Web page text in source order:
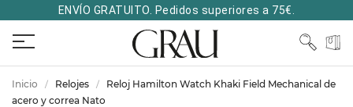
ENVÍO GRATUITO. Pedidos superiores a 75€.
Inicio Relojes
Reloj Hamilton Watch Khaki Field Mechanical de
acero y correa Nato